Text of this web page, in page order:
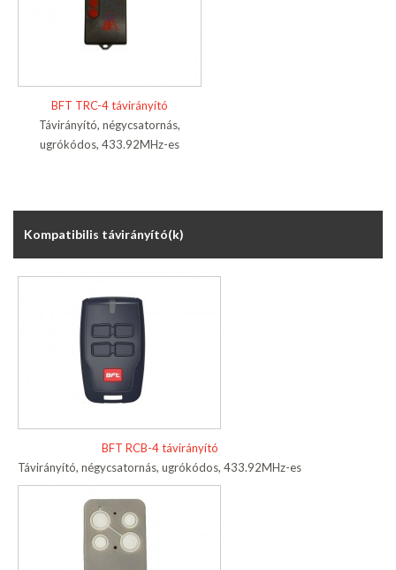
BFT TRC-4 távirányító
Távirányító, négycsatornás,
ugrókódos, 433.92MHz-es
Kompatibilis távirányító(k)
BFT RCB-4 távirányító
Távirányító, négycsatornás, ugrókódos, 433.92MHz-es